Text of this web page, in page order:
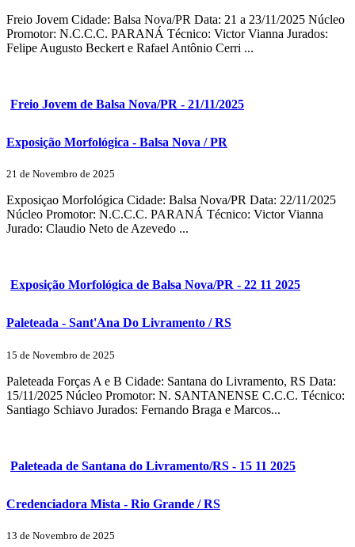
Freio Jovem Cidade: Balsa Nova/PR Data: 21 a 23/11/2025 Núcleo
Promotor: N.C.C.C. PARANÁ Técnico: Victor Vianna Jurados:
Felipe Augusto Beckert e Rafael Antônio Cerri ...
Freio Jovem de Balsa Nova/PR - 21/11/2025
Exposição Morfológica - Balsa Nova / PR
21 de Novembro de 2025
Exposiçao Morfológica Cidade: Balsa Nova/PR Data: 22/11/2025
Núcleo Promotor: N.C.C.C. PARANÁ Técnico: Victor Vianna
Jurado: Claudio Neto de Azevedo ...
Exposição Morfológica de Balsa Nova/PR - 22 11 2025
Paleteada - Sant'Ana Do Livramento / RS
15 de Novembro de 2025
Paleteada Forças A e B Cidade: Santana do Livramento, RS Data:
15/11/2025 Núcleo Promotor: N. SANTANENSE C.C.C. Técnico:
Santiago Schiavo Jurados: Fernando Braga e Marcos...
Paleteada de Santana do Livramento/RS - 15 11 2025
Credenciadora Mista - Rio Grande / RS
13 de Novembro de 2025